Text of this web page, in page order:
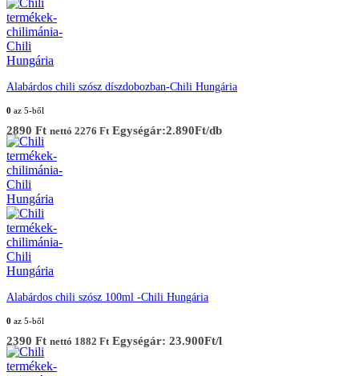
Alabárdos chili szósz díszdobozban-Chili Hungária
0 az 5-ből
2890 Ft nettó 2276 Ft Egységár:2.890Ft/db
Alabárdos chili szósz 100ml -Chili Hungária
0 az 5-ből
2390 Ft nettó 1882 Ft Egységár: 23.900Ft/l